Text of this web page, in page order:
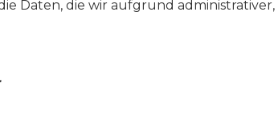
Daten, die wir aufgrund